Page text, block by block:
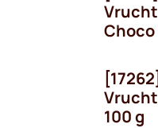
Choco
100 g